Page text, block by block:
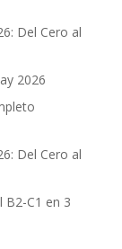
Del Cero al
2026
Del Cero al
B2-C1 en 3